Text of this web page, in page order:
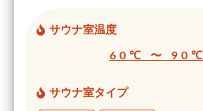
サウナ室温度
60℃ 〜 90℃
サウナ室タイプ